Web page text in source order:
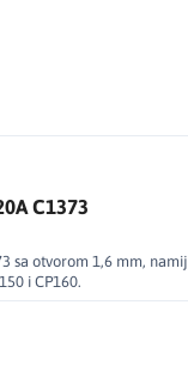
C1373
sa otvorom 1,6 mm,
i CP160.